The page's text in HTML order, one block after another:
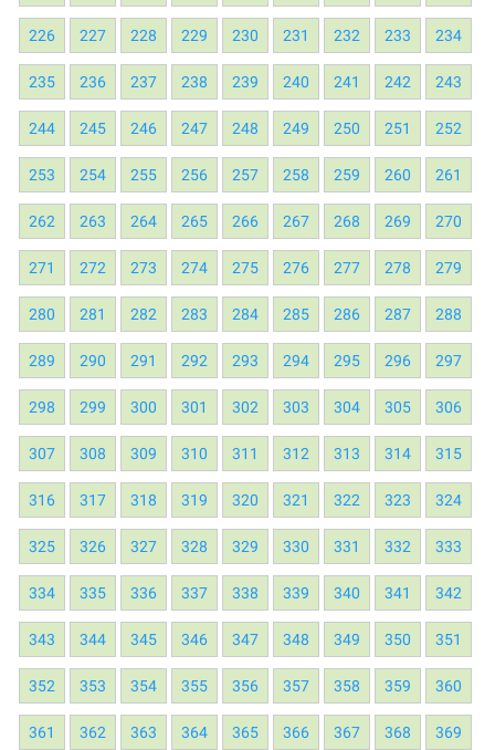
226 227 228 229 230 231 232 233 234
235 236 237 238 239 240 241 242 243
244 245 246 247 248 249 250 251 252
253 254 255 256 257 258 259 260 261
262 263 264 265 266 267 268 269 270
271 272 273 274 275 276 277 278 279
280 281 282 283 284 285 286 287 288
289 290 291 292 293 294 295 296 297
298 299 300 301 302 303 304 305 306
307 308 309 310 311 312 313 314 315
316 317 318 319 320 321 322 323 324
325 326 327 328 329 330 331 332 333
334 335 336 337 338 339 340 341 342
343 344 345 346 347 348 349 350 351
352 353 354 355 356 357 358 359 360
361 362 363 364 365 366 367 368 369